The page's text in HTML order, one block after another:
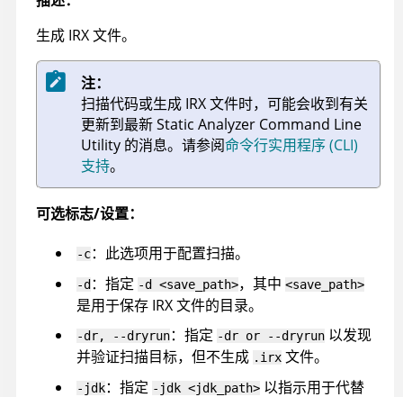
生成 IRX文件。
注：
扫描代码或生成 IRX文件时，可能会收到有关
更新到最新Static Analyzer Command Line
Utility 的消息。 请参阅命令行实用程序 (CLI)
支持。
可选标志/设置：
-c：此选项用于配置扫描。
-d：指定 -d <save_path>，其中 <save_path>
是用于保存 IRX文件的目录。
-dr, --dryrun：指定 -dr or --dryrun 以发现
并验证扫描目标，但不生成 .irx 文件。
-jdk：指定 -jdk <jdk_path> 以指示用于代替